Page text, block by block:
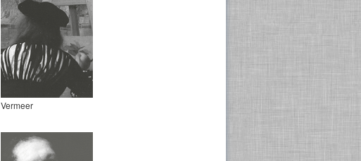
Vermeer